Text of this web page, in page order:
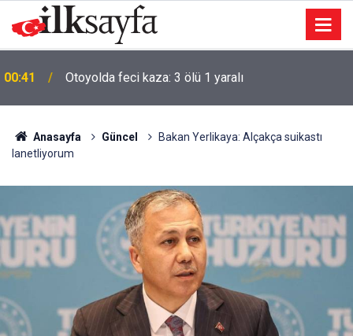
00:41 Otoyolda feci kaza: 3 ölü 1 yaralı
Anasayfa Güncel
Bakan Yerlikaya: Alçakça suikastı
lanetliyorum